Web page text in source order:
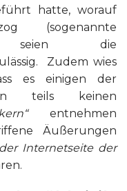
hatte, worauf
(sogenannte
seien die
Zudem wies
es einigen der
teils keinen
entnehmen
Äußerungen
Internetseite der